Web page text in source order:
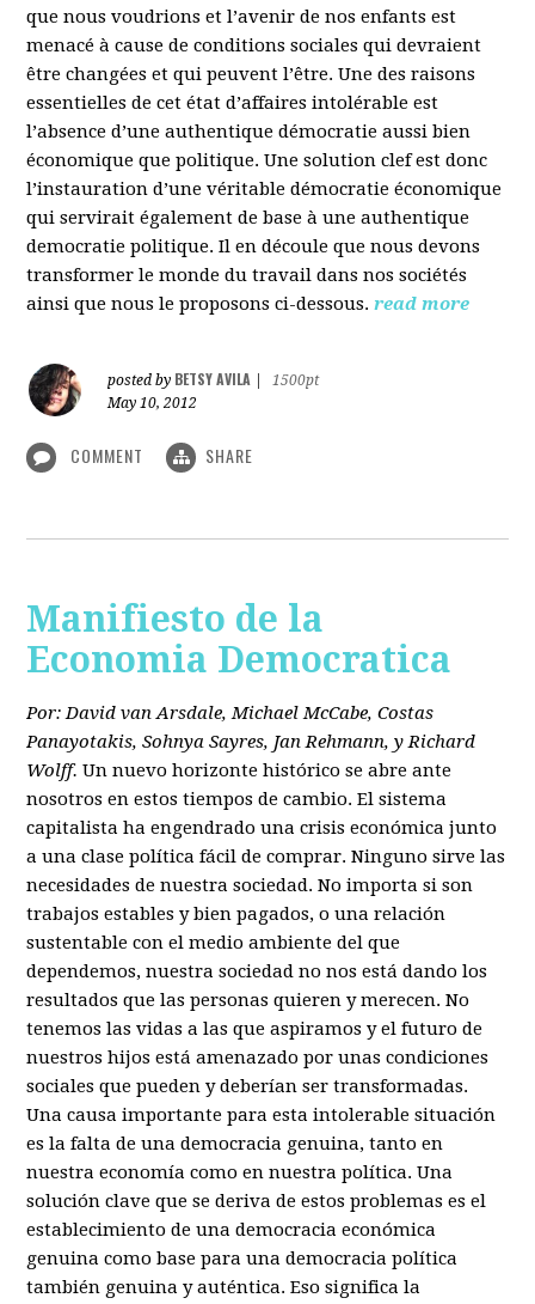
que nous voudrions et l’avenir de nos enfants est
menacé à cause de conditions sociales qui devraient
être changées et qui peuvent l’être. Une des raisons
essentielles de cet état d’affaires intolérable est
l’absence d’une authentique démocratie aussi bien
économique que politique. Une solution clef est donc
l’instauration d’une véritable démocratie économique
qui servirait également de base à une authentique
democratie politique. Il en découle que nous devons
transformer le monde du travail dans nos sociétés
ainsi que nous le proposons ci-dessous. read more
posted by BETSY AVILA
1500pt
May 10, 2012
COMMENT SHARE
Manifiesto de la
Economia Democratica
Por: David van Arsdale, Michael McCabe, Costas
Panayotakis, Sohnya Sayres, Jan Rehmann, y Richard
Wolff. Un nuevo horizonte histórico se abre ante
nosotros en estos tiempos de cambio. El sistema
capitalista ha engendrado una crisis económica junto
a una clase política fácil de comprar. Ninguno sirve las
necesidades de nuestra sociedad. No importa si son
trabajos estables y bien pagados, o una relación
sustentable con el medio ambiente del que
dependemos, nuestra sociedad no nos está dando los
resultados que las personas quieren y merecen. No
tenemos las vidas a las que aspiramos y el futuro de
nuestros hijos está amenazado por unas condiciones
sociales que pueden y deberían ser transformadas.
Una causa importante para esta intolerable situación
es la falta de una democracia genuina, tanto en
nuestra economía como en nuestra política. Una
solución clave que se deriva de estos problemas es el
establecimiento de una democracia económica
genuina como base para una democracia política
también genuina y auténtica. Eso significa la